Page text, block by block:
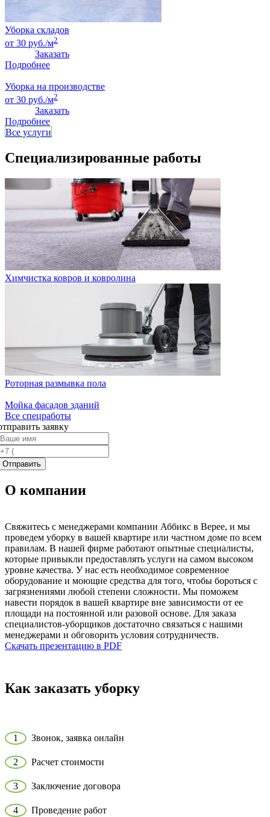
Уборка складов
от 30 руб./м2
Заказать
Подробнее
Уборка на производстве
от 30 руб./м2
Заказать
Подробнее
Все услуги
Специализированные работы
Химчистка ковров и ковролина
Роторная размывка пола
Мойка фасадов зданий
Все спецработы
заявку
О компании
Свяжитесь с менеджерами компании Аббикс в Верее, и мы
проведем уборку в вашей квартире или частном доме по всем
правилам. В нашей фирме работают опытные специалисты,
которые привыкли предоставлять услуги на самом высоком
уровне качества. У нас есть необходимое современное
оборудование и моющие средства для того, чтобы бороться с
загрязнениями любой степени сложности. Мы поможем
навести порядок в вашей квартире вне зависимости от ее
площади на постоянной или разовой основе. Для заказа
специалистов-уборщиков достаточно связаться с нашими
менеджерами и обговорить условия сотрудничеств.
Скачать презентацию в PDF
Как заказать уборку
1 Звонок, заявка онлайн
2 Расчет стоимости
3 Заключение договора
4 Проведение работ